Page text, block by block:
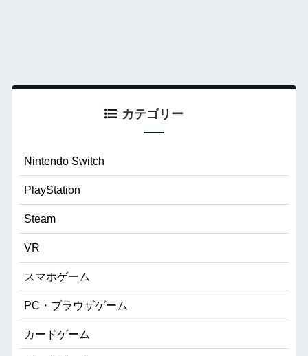
カテゴリー
Nintendo Switch
PlayStation
Steam
VR
スマホゲーム
PC・ブラウザゲーム
カードゲーム